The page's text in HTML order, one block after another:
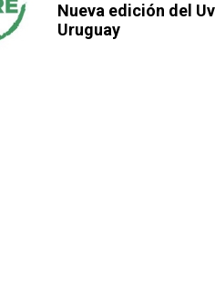
Nueva edición del
Uruguay